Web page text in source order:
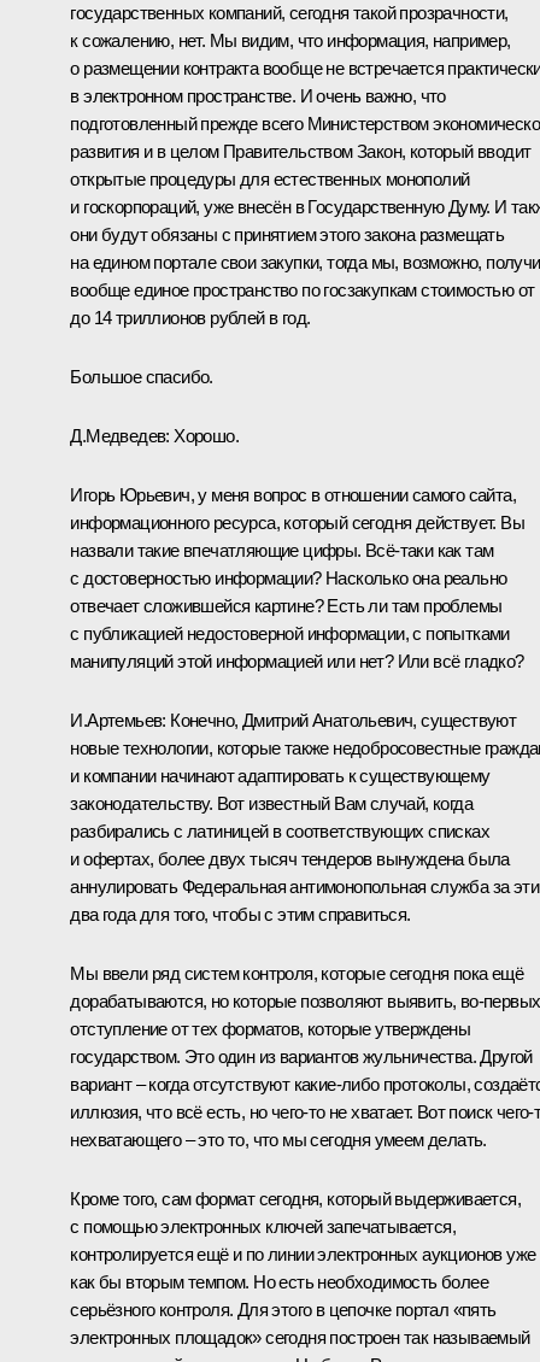
государственных компаний, сегодня такой прозрачности,
к сожалению, нет. Мы видим, что информация, например,
о размещении контракта вообще не встречается
в электронном пространстве. И очень важно, что
подготовленный прежде всего Министерством
развития и в целом Правительством Закон, который вводит
открытые процедуры для естественных монополий
и госкорпораций, уже внесён в Государственную Думу. И
они будут обязаны с принятием этого закона размещать
на едином портале свои закупки, тогда мы, возможно,
вообще единое пространство по госзакупкам стоимостью от
до 14 триллионов рублей в год.
Большое спасибо.
Д.Медведев: Хорошо.
Игорь Юрьевич, у меня вопрос в отношении самого сайта,
информационного ресурса, который сегодня действует. Вы
назвали такие впечатляющие цифры. Всё‑таки как там
с достоверностью информации? Насколько она реально
отвечает сложившейся картине? Есть ли там проблемы
с публикацией недостоверной информации, с попытками
манипуляций этой информацией или нет? Или всё гладко?
И.Артемьев: Конечно, Дмитрий Анатольевич, существуют
новые технологии, которые также недобросовестные
и компании начинают адаптировать к существующему
законодательству. Вот известный Вам случай, когда
разбирались с латиницей в соответствующих списках
и офертах, более двух тысяч тендеров вынуждена была
аннулировать Федеральная антимонопольная служба за эти
два года для того, чтобы с этим справиться.
Мы ввели ряд систем контроля, которые сегодня пока ещё
дорабатываются, но которые позволяют выявить,
отступление от тех форматов, которые утверждены
государством. Это один из вариантов жульничества. Другой
вариант – когда отсутствуют какие‑либо протоколы,
иллюзия, что всё есть, но чего‑то не хватает. Вот поиск
нехватающего – это то, что мы сегодня умеем делать.
Кроме того, сам формат сегодня, который выдерживается,
с помощью электронных ключей запечатывается,
контролируется ещё и по линии электронных аукционов уже
как бы вторым темпом. Но есть необходимость более
серьёзного контроля. Для этого в цепочке портал «пять
электронных площадок» сегодня построен так называемый